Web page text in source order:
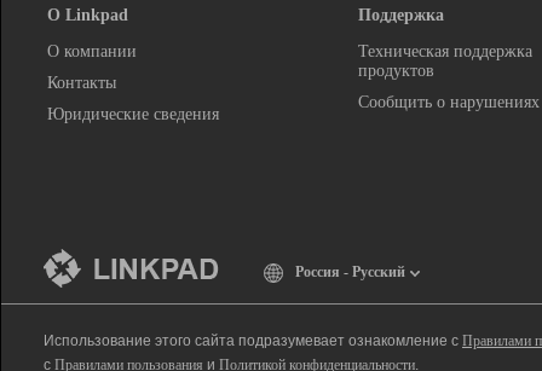
О Linkpad
О компании
Контакты
Юридические сведения
Поддержка
Техническая поддержка
продуктов
Сообщить о нарушениях
Россия - Русский
Использование этого сайта подразумевает ознакомление с Правилами
с Правилами пользования и Политикой конфиденциальности.